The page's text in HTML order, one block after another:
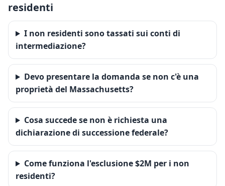
residenti
I non residenti sono tassati sui conti di
intermediazione?
Devo presentare la domanda se non c'è una
proprietà del Massachusetts?
Cosa succede se non è richiesta una
dichiarazione di successione federale?
Come funziona l'esclusione $2M per i non
residenti?